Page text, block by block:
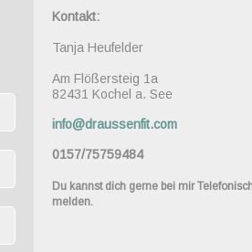
Kontakt:
Tanja Heufelder
Am Flößersteig 1a
82431 Kochel a. See
info@draussenfit.com
0157/75759484
Du kannst dich gerne bei mir
melden.